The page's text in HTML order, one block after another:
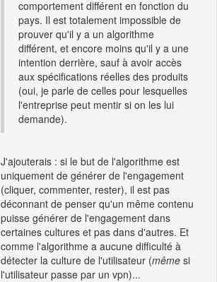
comportement différent en fonction du
pays. Il est totalement impossible de
prouver qu'il y a un algorithme
différent, et encore moins qu'il y a une
intention derrière, sauf à avoir accès
aux spécifications réelles des produits
(oui, je parle de celles pour lesquelles
l'entreprise peut mentir si on les lui
demande).
J'ajouterais : si le but de l'algorithme est
uniquement de générer de l'engagement
(cliquer, commenter, rester), il est pas
déconnant de penser qu'un même contenu
puisse générer de l'engagement dans
certaines cultures et pas dans d'autres. Et
comme l'algorithme a aucune difficulté à
détecter la culture de l'utilisateur (même si
l'utilisateur passe par un vpn)...